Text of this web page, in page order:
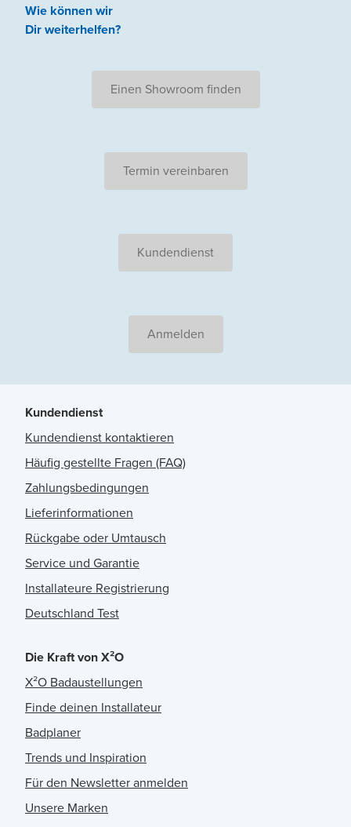
Wie können wir
Dir weiterhelfen?
Einen Showroom finden
Termin vereinbaren
Kundendienst
Anmelden
Kundendienst
Kundendienst kontaktieren
Häufig gestellte Fragen (FAQ)
Zahlungsbedingungen
Lieferinformationen
Rückgabe oder Umtausch
Service und Garantie
Installateure Registrierung
Deutschland Test
Die Kraft von X²O
X²O Badaustellungen
Finde deinen Installateur
Badplaner
Trends und Inspiration
Für den Newsletter anmelden
Unsere Marken